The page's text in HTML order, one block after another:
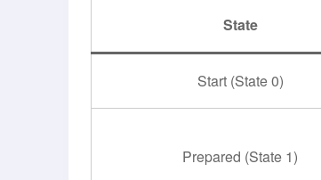
State
Start (State 0)
Prepared (State 1)